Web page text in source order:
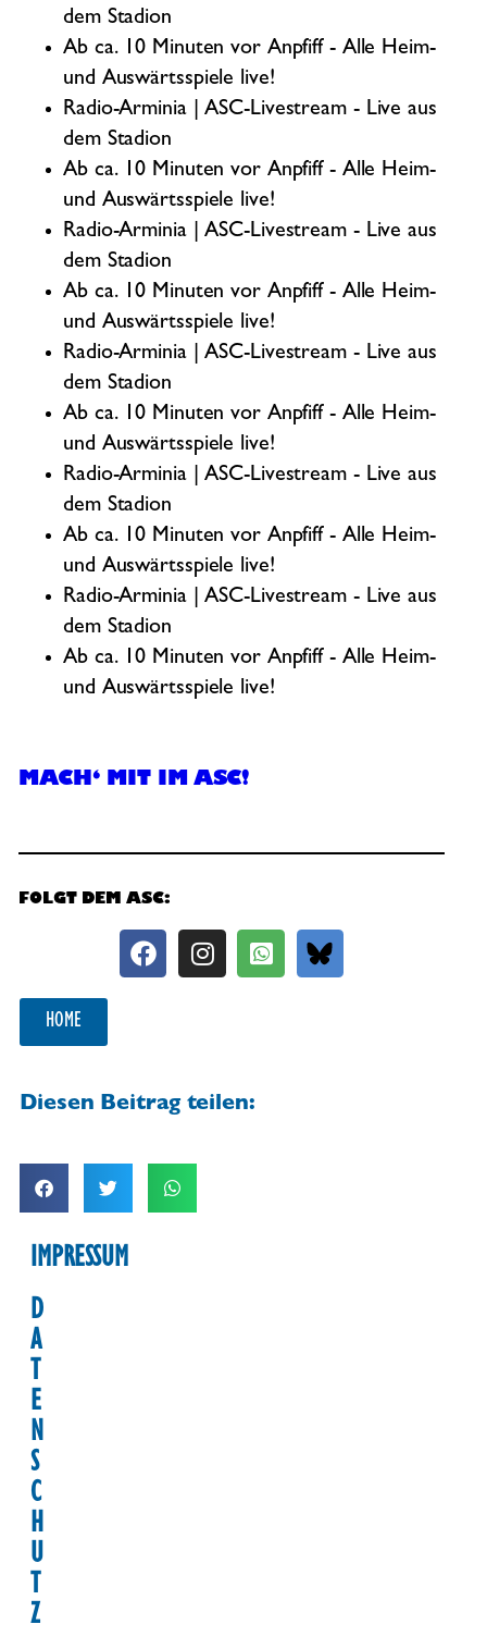
dem Stadion
Ab ca. 10 Minuten vor Anpfiff - Alle Heim-
und Auswärtsspiele live!
Radio-Arminia | ASC-Livestream - Live aus
dem Stadion
Ab ca. 10 Minuten vor Anpfiff - Alle Heim-
und Auswärtsspiele live!
Radio-Arminia | ASC-Livestream - Live aus
dem Stadion
Ab ca. 10 Minuten vor Anpfiff - Alle Heim-
und Auswärtsspiele live!
Radio-Arminia | ASC-Livestream - Live aus
dem Stadion
Ab ca. 10 Minuten vor Anpfiff - Alle Heim-
und Auswärtsspiele live!
Radio-Arminia | ASC-Livestream - Live aus
dem Stadion
Ab ca. 10 Minuten vor Anpfiff - Alle Heim-
und Auswärtsspiele live!
Radio-Arminia | ASC-Livestream - Live aus
dem Stadion
Ab ca. 10 Minuten vor Anpfiff - Alle Heim-
und Auswärtsspiele live!
MACH‘ MIT IM ASC!
FOLGT DEM ASC:
HOME
Diesen Beitrag teilen:
IMPRESSUM
D
A
T
E
N
S
C
H
U
T
Z